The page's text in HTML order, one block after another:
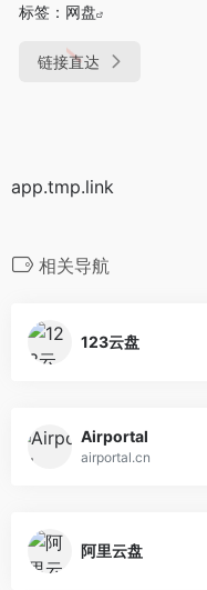
标签： 网盘
链接直达
app.tmp.link
相关导航
123云盘
Airportal
airportal.cn
阿里云盘